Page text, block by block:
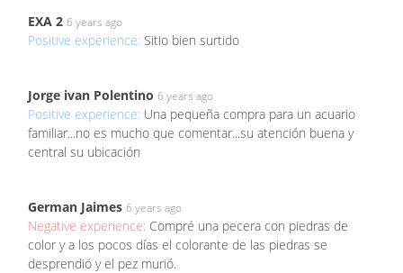
EXA 2 6 years ago
Positive experience: Sitio bien surtido
Jorge ivan Polentino 6 years ago
Positive experience: Una pequeña compra para un acuario
familiar...no es mucho que comentar...su atención buena y
central su ubicación
German Jaimes 6 years ago
Negative experience: Compré una pecera con piedras de
color y a los pocos días el colorante de las piedras se
desprendió y el pez murió.